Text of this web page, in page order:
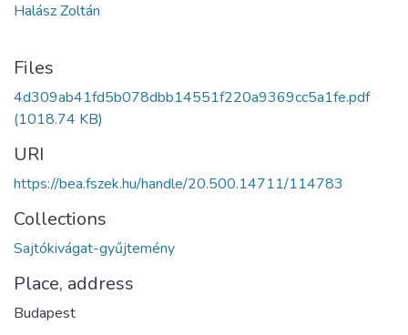
Halász Zoltán
Files
4d309ab41fd5b078dbb14551f220a9369cc5a1fe.pdf
(1018.74 KB)
URI
https://bea.fszek.hu/handle/20.500.14711/114783
Collections
Sajtókivágat-gyűjtemény
Place, address
Budapest